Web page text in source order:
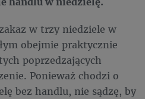
w trzy niedziele w
obejmie praktycznie
poprzedzających
Ponieważ chodzi o
bez handlu, nie sądzę, by